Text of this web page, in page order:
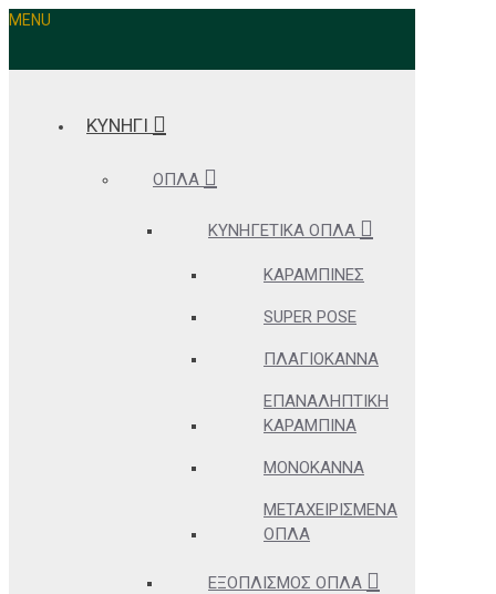
MENU
ΚΥΝΗΓΙ
ΌΠΛΑ
ΚΥΝΗΓΕΤΙΚΆ ΌΠΛΑ
ΚΑΡΑΜΠΊΝΕΣ
SUPER POSE
ΠΛΑΓΙΌΚΑΝΝΑ
ΕΠΑΝΑΛΗΠΤΙΚΉ
ΚΑΡΑΜΠΊΝΑ
ΜΟΝΌΚΑΝΝΑ
ΜΕΤΑΧΕΙΡΙΣΜΈΝΑ
ΌΠΛΑ
ΕΞΟΠΛΙΣΜΌΣ ΌΠΛΑ